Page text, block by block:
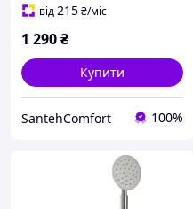
від215₴/міс
1 290₴
Купити
SantehComfort 100%